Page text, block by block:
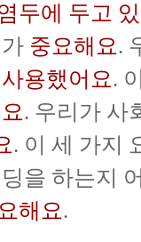
두에 두고
중요해요.
사용했어요.
. 우리가 사
. 이 세 가지
을 하는지
해요.